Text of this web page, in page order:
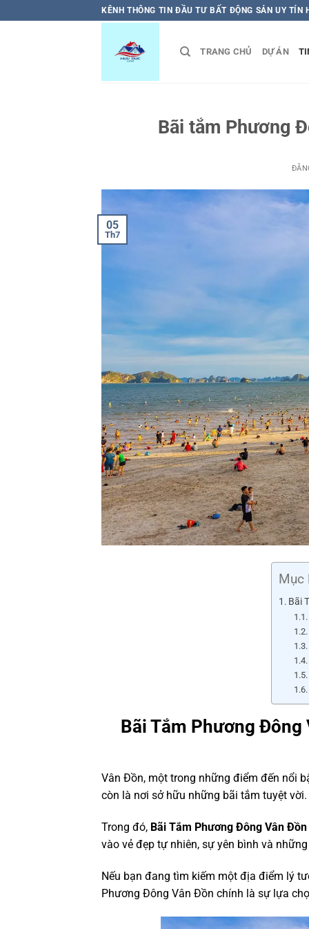
qua
KÊNH THÔNG TIN ĐẦU TƯ BẤT ĐỘNG SẢN UY TÍN
TRANG CHỦ DỰ ÁN
Bãi tắm Phương
05
Th7
Mục
Bãi
Bãi Tắm Phương
Vân Đồn, một trong những điểm đến nổi
còn là nơi sở hữu những bãi tắm tuyệt vời.
Trong đó, Bãi Tắm Phương Đông Vân Đồn
vào vẻ đẹp tự nhiên, sự yên bình và
Nếu bạn đang tìm kiếm một địa điểm lý
Phương Đông Vân Đồn chính là sự lựa